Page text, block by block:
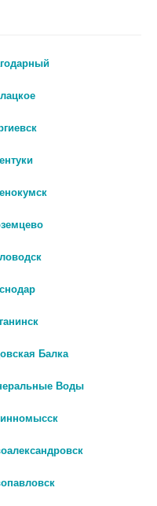
МАТИРУЮЩИЕ
Балка
Воды